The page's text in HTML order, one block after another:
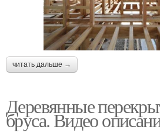
читать дальше →
Деревянные
бруса. Видео